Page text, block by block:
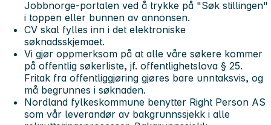
Jobbnorge-portalen ved å trykke på "Søk stillingen"
i toppen eller bunnen av annonsen.
CV skal fylles inn i det elektroniske
søknadsskjemaet.
Vi gjør oppmerksom på at alle våre søkere kommer
på offentlig søkerliste, jf. offentlighetslova § 25.
Fritak fra offentliggjøring gjøres bare unntaksvis, og
må begrunnes i søknaden.
Nordland fylkeskommune benytter Right Person AS
som vår leverandør av bakgrunnssjekk i alle